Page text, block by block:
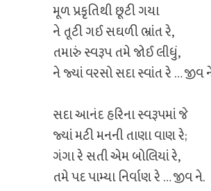
મૂળ પ્રકૃતિથી છૂટી ગયા
ને તૂટી ગઈ સઘળી ભ્રાંત રે,
તમારું સ્વરૂપ તમે જોઈ લીધું,
ને જ્યાં વરસો સદા સ્વાંત રે … જીવ
સદા આનંદ હરિના સ્વરૂપમાં જે
જ્યાં મટી મનની તાણા વાણ રે;
ગંગા રે સતી એમ બોલિયાં રે,
તમે પદ પામ્યા નિર્વાણ રે … જીવ ને.